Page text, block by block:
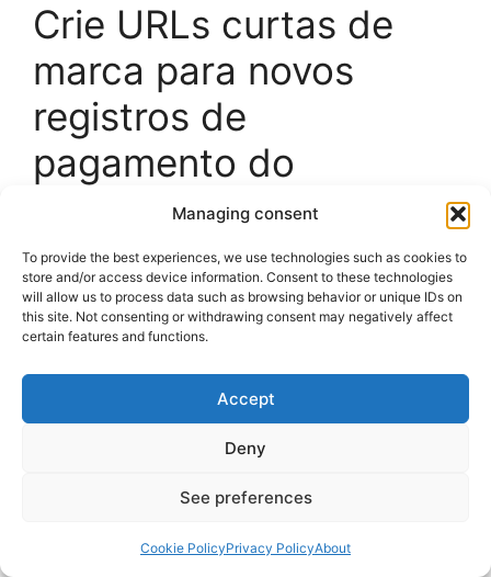
Managing consent
To provide the best experiences, we use technologies such as cookies to
store and/or access device information. Consent to these technologies
will allow us to process data such as browsing behavior or unique IDs on
this site. Not consenting or withdrawing consent may negatively affect
certain features and functions.
Accept
Deny
See preferences
Cookie PolicyPrivacy PolicyAbout
Crie URLs curtas de
marca para novos
registros de
pagamento do
QuickBooks Online via
Shorten.REST
Passos:
QuickBooks Online.
Criar link curto de marca